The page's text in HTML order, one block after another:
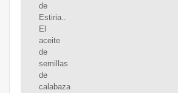
de
Estiria..
El
aceite
de
semillas
de
calabaza